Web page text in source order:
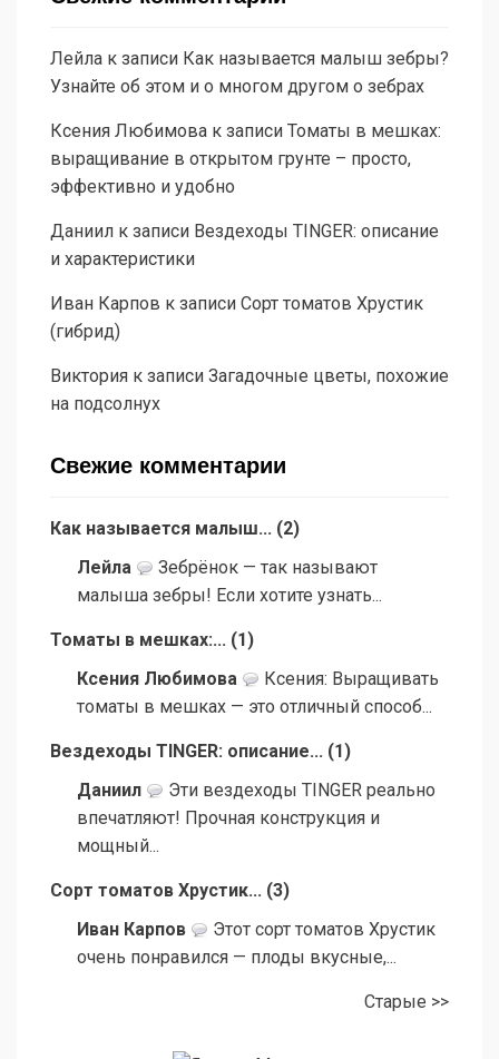
Лейла к записи Как называется малыш зебры?
Узнайте об этом и о многом другом о зебрах
Ксения Любимова к записи Томаты в мешках:
выращивание в открытом грунте – просто,
эффективно и удобно
Даниил к записи Вездеходы TINGER: описание
и характеристики
Иван Карпов к записи Сорт томатов Хрустик
(гибрид)
Виктория к записи Загадочные цветы, похожие
на подсолнух
Свежие комментарии
Как называется малыш... (2)
Лейла
Зебрёнок — так называют
малыша зебры! Если хотите узнать...
Томаты в мешках:... (1 )
Ксения Любимова
Ксения: Выращивать
томаты в мешках — это отличный способ...
Вездеходы TINGER: описание... (1 )
Даниил
Эти вездеходы TINGER реально
впечатляют! Прочная конструкция и
мощный...
Сорт томатов Хрустик... (3)
Иван Карпов
Этот сорт томатов Хрустик
очень понравился — плоды вкусные,...
Старые >>